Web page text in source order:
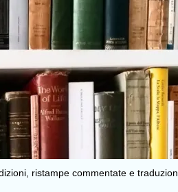
ristampe commentate e